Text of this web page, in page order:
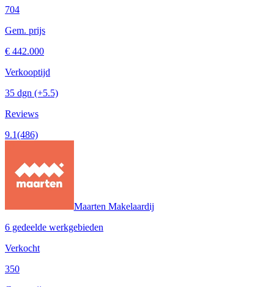
704
Gem. prijs
€ 442.000
Verkooptijd
35 dgn (+5.5)
Reviews
9.1(486)
Maarten Makelaardij
6 gedeelde werkgebieden
Verkocht
350